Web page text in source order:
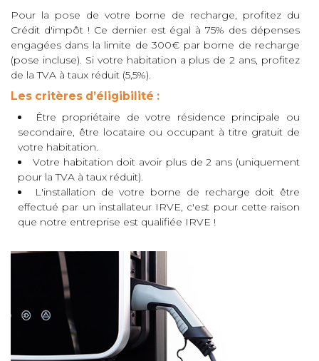
Pour la pose de votre borne de recharge, profitez du
Crédit d'impôt ! Ce dernier est égal à 75% des dépenses
engagées dans la limite de 300€ par borne de recharge
(pose incluse). Si votre habitation a plus de 2 ans, profitez
de la TVA à taux réduit (5,5%).
Les critères d’éligibilité :
Être propriétaire de votre résidence principale ou
secondaire, être locataire ou occupant à titre gratuit de
votre habitation.
Votre habitation doit avoir plus de 2 ans (uniquement
pour la TVA à taux réduit).
L'installation de votre borne de recharge doit être
effectué par un installateur IRVE, c'est pour cette raison
que notre entreprise est qualifiée IRVE !